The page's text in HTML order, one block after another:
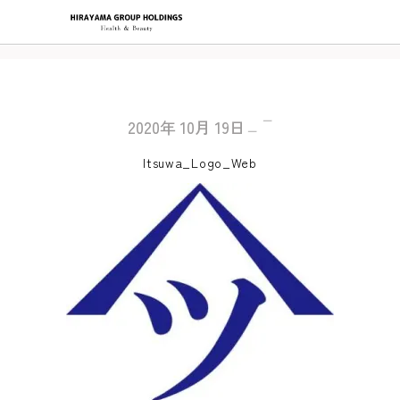
2020年 10月 19日
Itsuwa_Logo_Web